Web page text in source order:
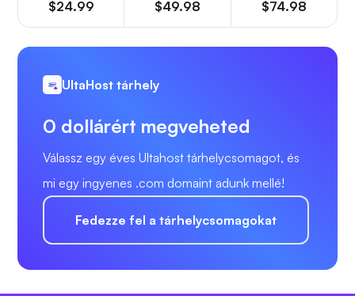
$24.99 $49.98 $74.98
UltaHost tárhely
0 dollárért megveheted
Válassz egy éves Ultahost tárhelycsomagot, és
mi egy ingyenes .com domaint adunk mellé!
Fedezze fel a tárhelycsomagokat